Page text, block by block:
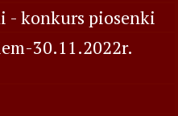
- konkurs piosenki
30.11.2022r.